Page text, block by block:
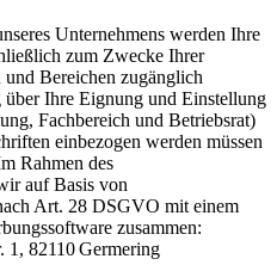
Unternehmens werden Ihre
zum Zwecke Ihrer
Bereichen zugänglich
Ihre Eignung und Einstellung
Fachbereich und Betriebsrat)
einbezogen werden müssen
Rahmen des
auf Basis von
Art. 28 DSGVO mit einem
zusammen:
1, 82110 Germering